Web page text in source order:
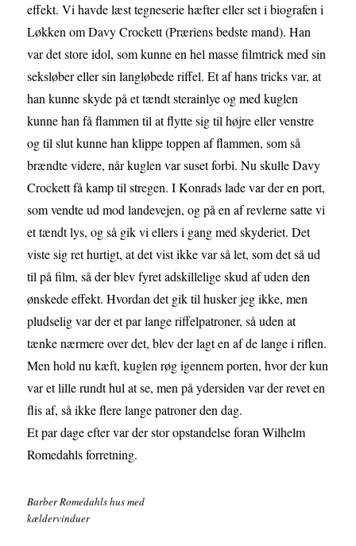
effekt. Vi havde læst tegneserie hæfter eller set i biografen i
Løkken om Davy Crockett (Præriens bedste mand). Han
var det store idol, som kunne en hel masse filmtrick med sin
seksløber eller sin langløbede riffel. Et af hans tricks var, at
han kunne skyde på et tændt sterainlye og med kuglen
kunne han få flammen til at flytte sig til højre eller venstre
og til slut kunne han klippe toppen af flammen, som så
brændte videre, når kuglen var suset forbi. Nu skulle Davy
Crockett få kamp til stregen. I Konrads lade var der en port,
som vendte ud mod landevejen, og på en af revlerne satte vi
et tændt lys, og så gik vi ellers i gang med skyderiet. Det
viste sig ret hurtigt, at det vist ikke var så let, som det så ud
til på film, så der blev fyret adskillelige skud af uden den
ønskede effekt. Hvordan det gik til husker jeg ikke, men
pludselig var der et par lange riffelpatroner, så uden at
tænke nærmere over det, blev der lagt en af de lange i riflen.
Men hold nu kæft, kuglen røg igennem porten, hvor der kun
var et lille rundt hul at se, men på ydersiden var der revet en
flis af, så ikke flere lange patroner den dag.
Et par dage efter var der stor opstandelse foran Wilhelm
Romedahls forretning.
Barber Romedahls hus med
kældervinduer